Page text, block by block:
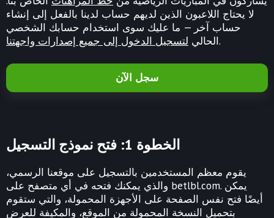
لا يحتاج اللاعبون الذين لديهم حساب لدينا بالفعل إلى إنشاء
حساب آخر — ما عليك سوى استخدام حسابك الشخصي
الحالي لتسجيل الدخول إلى جميع إصدارات واجهتنا .
سجل الآن
الخطوة 1: فتح نموذج التسجيل
يقوم معظم المستخدمين بالتسجيل على موقعنا الرسمي،
والذي يمكنك فتحه في أي متصفح على betlbl.com. يمكن
أيضًا فتح نفس الصفحة على الأجهزة المحمولة، والتي ستقوم
بتحميل النسخة المحمولة من الموقع، والمكيفة للعرض